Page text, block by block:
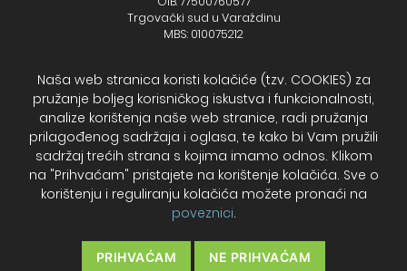
Trgovački sud u Varaždinu
MBS: 010075212
+385 (48) 733 111
Zagrebačka banka d.d.
IBAN - HR2723600001102099043
Temeljni kapital: 330.000,00kn uplaćen u cijelosti
Naša web stranica koristi kolačiće (tzv. COOKIES) za
pružanje boljeg korisničkog iskustva i funkcionalnosti,
analize korištenja naše web stranice, radi pružanja
prilagođenog sadržaja i oglasa, te kako bi Vam pružili
sadržaj trećih strana s kojima imamo odnos. Klikom
na "Prihvaćam" pristajete na korištenje kolačića. Sve o
korištenju i reguliranju kolačića možete pronaći na
poveznici.
PRIHVAĆAM NE PRIHVAĆAM